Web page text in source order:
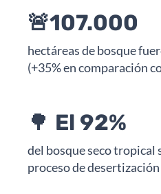
🚨107.000
hectáreas de bosque
(+35% en comparación
🌳 El 92%
del bosque seco tropical
proceso de desertización